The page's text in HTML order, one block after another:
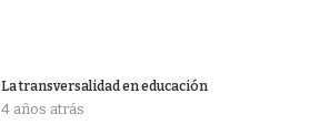
La transversalidad en educación
4 años atrás